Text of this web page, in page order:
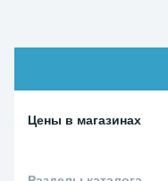
Цены в магазинах